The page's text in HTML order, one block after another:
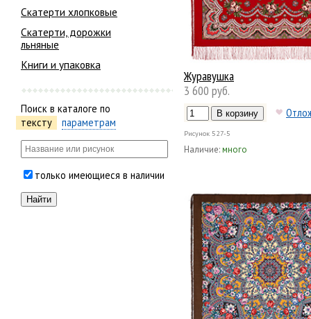
Скатерти хлопковые
Скатерти, дорожки
льняные
Книги и упаковка
Поиск в каталоге по
тексту
параметрам
только имеющиеся в наличии
Журавушка
3 600 руб.
Рисунок 527-5
Наличие:много